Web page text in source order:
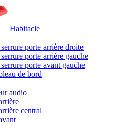
Habitacle
porte arrière droite
porte arrière gauche
porte avant gauche
de bord
audio
central